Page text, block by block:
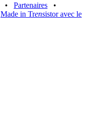
• Partenaires
•
Made in Trensistor avec le